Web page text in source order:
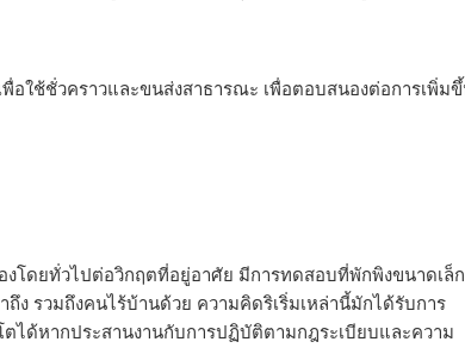
อใช้ชั่วคราวและขนส่งสาธารณะ เพื่อตอบสนองต่อการเพิ่ม
งโดยทั่วไปต่อวิกฤตที่อยู่อาศัย มีการทดสอบที่พักพิงขนาดเล็ก
ง รวมถึงคนไร้บ้านด้วย ความคิดริเริ่มเหล่านี้มักได้รับการ
ด้หากประสานงานกับการปฏิบัติตามกฎระเบียบและความ